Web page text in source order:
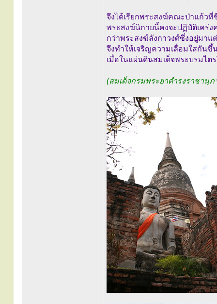
จึงได้เรียกพระสงฆ์คณะป่าแก้ว
พระสงฆ์นิกายนี้คงจะปฏิบัติเคร่ง
กว่าพระสงฆ์ลังกาวงศ์ซึ่งอยู่มาแ
จึงทำให้เจริญความเลื่อมใสกันขึ้
เมื่อในแผ่นดินสมเด็จพระบรมไต
(สมเด็จกรมพระยาดำรงราชานุ